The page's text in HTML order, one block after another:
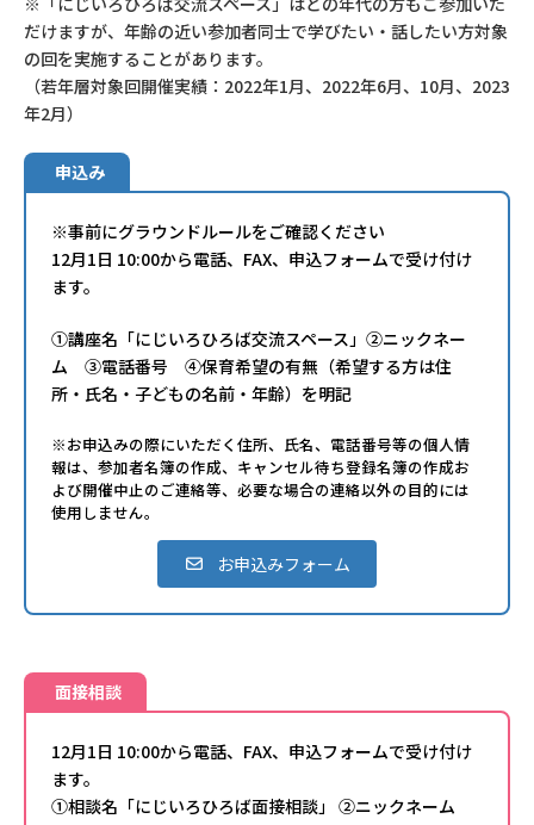
だけますが、年齢の近い参加者同士で学びたい・話したい方対象
の回を実施することがあります。
（若年層対象回開催実績：2022年1月、2022年6月、10月、2023
年2月）
申込み
※事前にグラウンドルールをご確認ください
12月1日 10:00から電話、FAX、申込フォームで受け付け
ます。
①講座名「にじいろひろば交流スペース」②ニックネー
ム ③電話番号 ④保育希望の有無（希望する方は住
所・氏名・子どもの名前・年齢）を明記
※お申込みの際にいただく住所、氏名、電話番号等の個人情
報は、参加者名簿の作成、キャンセル待ち登録名簿の作成お
よび開催中止のご連絡等、必要な場合の連絡以外の目的には
使用しません。
お申込みフォーム
面接相談
12月1日 10:00から電話、FAX、申込フォームで受け付け
ます。
①相談名「にじいろひろば面接相談」 ②ニックネーム